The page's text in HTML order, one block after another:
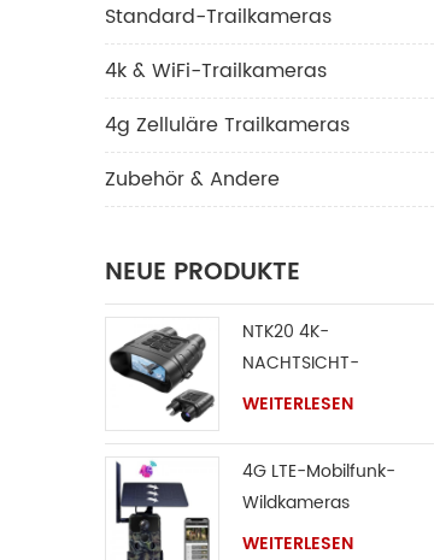
Standard-Trailkameras
4k & WiFi-Trailkameras
4g Zelluläre Trailkameras
Zubehör & Andere
NEUE PRODUKTE
NTK20 4K-
NACHTSICHT-
FERNGLAS
WEITERLESEN
4G LTE-Mobilfunk-
Wildkameras
WEITERLESEN